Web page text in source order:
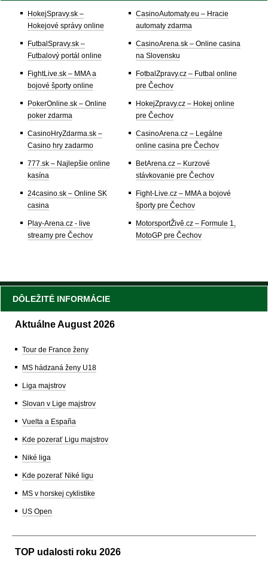
HokejSpravy.sk –
Hokejové správy online
FutbalSpravy.sk –
Futbalový portál online
FightLive.sk – MMA a
bojové športy online
PokerOnline.sk – Online
poker zdarma
CasinoHryZdarma.sk –
Casino hry zadarmo
777.sk – Najlepšie online
kasína
24casino.sk – Online SK
casina
Play-Arena.cz - live
streamy pre Čechov
CasinoAutomaty.eu – Hracie
automaty zdarma
CasinoArena.sk – Online casina
na Slovensku
FotbalZpravy.cz – Futbal online
pre Čechov
HokejZpravy.cz – Hokej online
pre Čechov
CasinoArena.cz – Legálne
online casina pre Čechov
BetArena.cz – Kurzové
stávkovanie pre Čechov
Fight-Live.cz – MMA a bojové
športy pre Čechov
MotorsportŽivě.cz – Formule 1,
MotoGP pre Čechov
DÔLEŽITÉ INFORMÁCIE
Aktuálne August 2026
Tour de France ženy
MS hádzaná ženy U18
Liga majstrov
Slovan v Lige majstrov
Vuelta a España
Kde pozerať Ligu majstrov
Niké liga
Kde pozerať Niké ligu
MS v horskej cyklistike
US Open
TOP udalosti roku 2026